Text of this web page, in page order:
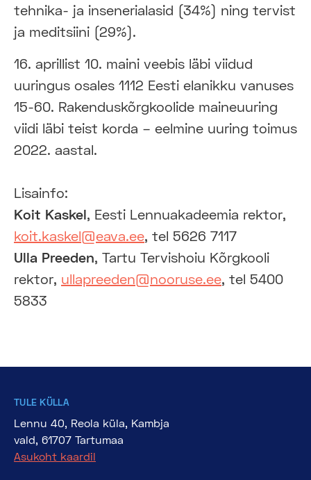
tehnika- ja insenerialasid (34%) ning tervist
ja meditsiini (29%).
16. aprillist 10. maini veebis läbi viidud
uuringus osales 1112 Eesti elanikku vanuses
15-60. Rakenduskõrgkoolide maineuuring
viidi läbi teist korda – eelmine uuring toimus
2022. aastal.
Lisainfo:
Koit Kaskel, Eesti Lennuakadeemia rektor,
koit.kaskel@eava.ee, tel 5626 7117
Ulla Preeden, Tartu Tervishoiu Kõrgkooli
rektor, ullapreeden@nooruse.ee, tel 5400
5833
TULE KÜLLA
Lennu 40, Reola küla, Kambja
vald, 61707 Tartumaa
Asukoht kaardil